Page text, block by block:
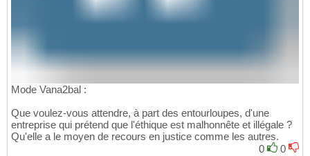
Mode Vana2bal :
Que voulez-vous attendre, à part des entourloupes, d'une
entreprise qui prétend que l'éthique est malhonnête et illégale ?
Qu'elle a le moyen de recours en justice comme les autres.
0
0